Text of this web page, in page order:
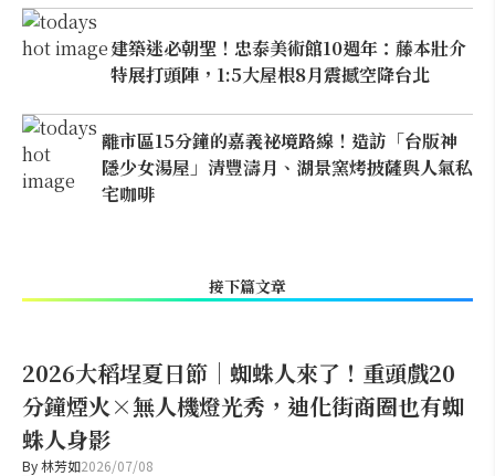
建築迷必朝聖！忠泰美術館10週年：藤本壯介
特展打頭陣，1:5大屋根8月震撼空降台北
離市區15分鐘的嘉義祕境路線！造訪「台版神
隱少女湯屋」清豐濤月、湖景窯烤披薩與人氣私
宅咖啡
接下篇文章
2026大稻埕夏日節｜蜘蛛人來了！重頭戲20
分鐘煙火×無人機燈光秀，迪化街商圈也有蜘
蛛人身影
By林芳如2026/07/08